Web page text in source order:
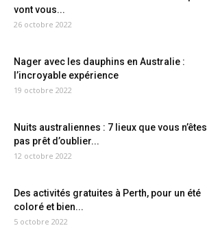
vont vous...
26 octobre 2022
Nager avec les dauphins en Australie :
l’incroyable expérience
19 octobre 2022
Nuits australiennes : 7 lieux que vous n’êtes
pas prêt d’oublier...
12 octobre 2022
Des activités gratuites à Perth, pour un été
coloré et bien...
5 octobre 2022